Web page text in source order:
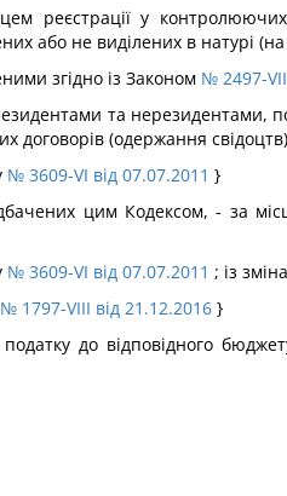
реєстрації у
або не виділених в натурі (на
згідно із Законом № 2497-
та нерезидентами,
договорів (одержання
№ 3609-VI від 07.07.2011 }
цим Кодексом, - за
№ 3609-VI від 07.07.2011 ; із
№ 1797-VIII від 21.12.2016 }
до відповідного